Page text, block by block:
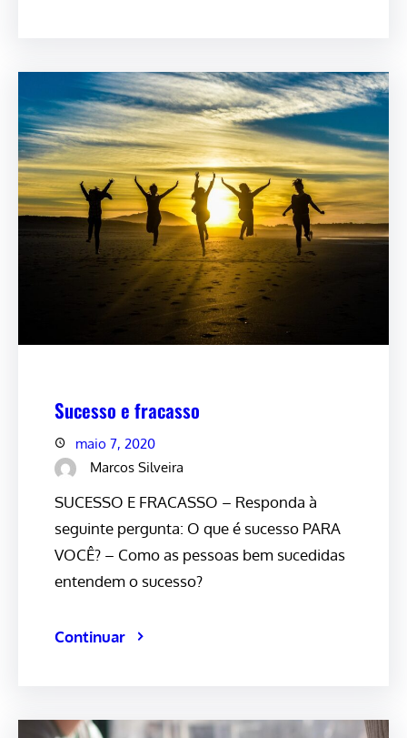
Sucesso e fracasso
maio 7, 2020
Marcos Silveira
SUCESSO E FRACASSO – Responda à
seguinte pergunta: O que é sucesso PARA
VOCÊ? – Como as pessoas bem sucedidas
entendem o sucesso?
Continuar